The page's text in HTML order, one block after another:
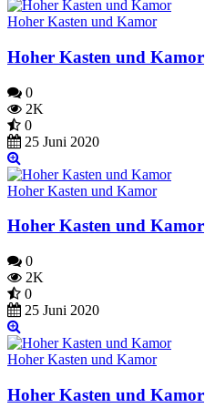
Hoher Kasten und Kamor
Hoher Kasten und Kamor
0
2K
0
25 Juni 2020
Hoher Kasten und Kamor
Hoher Kasten und Kamor
0
2K
0
25 Juni 2020
Hoher Kasten und Kamor
Hoher Kasten und Kamor